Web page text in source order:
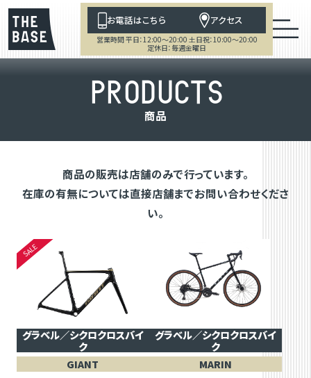
お電話はこちら アクセス
営業時間 平日：12:00～20:00 土日祝：10:00～20:00
定休日：毎週金曜日
PRODUCTS
商品
商品の販売は店舗のみで行っています。
在庫の有無については直接店舗までお問い合わせくださ
い。
グラベル／シクロクロスバイ
ク
GIANT
グラベル／シクロクロスバイ
ク
MARIN